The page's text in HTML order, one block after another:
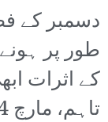
دسمبر کے
طور پر
کے اثرات